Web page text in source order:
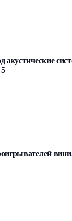
акустические
5